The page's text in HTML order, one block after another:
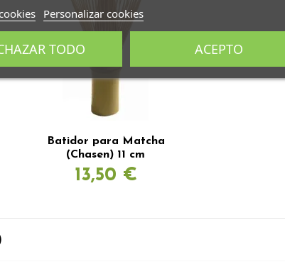
Batidor para Matcha
(Chasen) 11 cm
13,50 €
Personalizar cookies
TODO ACEPTO